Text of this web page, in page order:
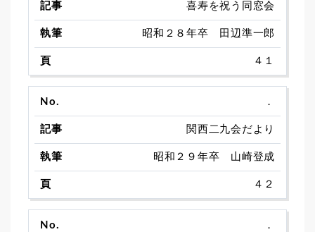
喜寿を祝う同窓会
昭和２８年卒 田辺準一郎
４１
．
関西二九会だより
昭和２９年卒 山崎登成
４２
．